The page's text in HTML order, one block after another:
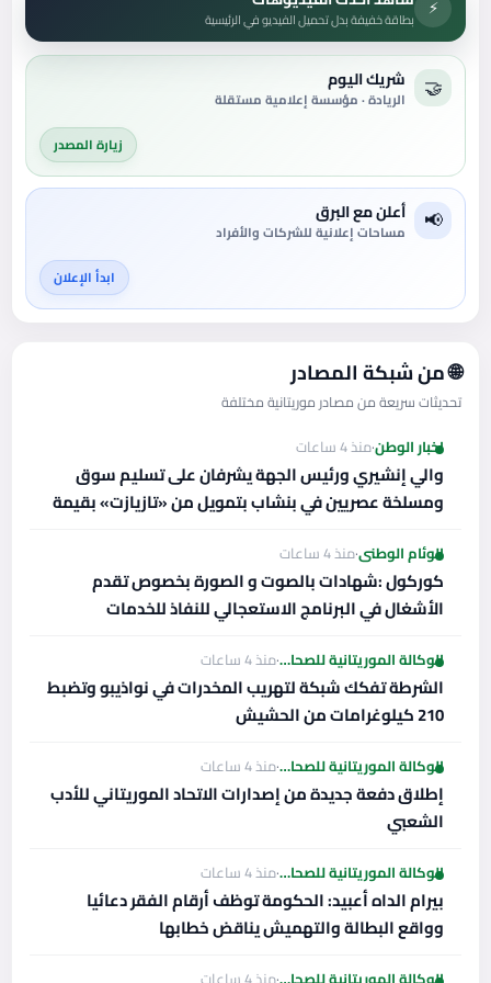
⚡ بطاقة خفيفة بدل تحميل الفيديو في الرئيسية
🤝 شريك اليوم
الريادة · مؤسسة إعلامية مستقلة
زيارة المصدر
📢 أعلن مع البرق
مساحات إعلانية للشركات والأفراد
ابدأ الإعلان
🌐 من شبكة المصادر
تحديثات سريعة من مصادر موريتانية مختلفة
اخبار الوطن·منذ 4 ساعات
والي إنشيري ورئيس الجهة يشرفان على تسليم سوق
ومسلخة عصريين في بنشاب بتمويل من «تازيازت» بقيمة
الوئام الوطني·منذ 4 ساعات
كوركول :شهادات بالصوت و الصورة بخصوص تقدم
الأشغال في البرنامج الاستعجالي للنفاذ للخدمات
الوكالة الموريتانية للصحافة·منذ 4 ساعات
الشرطة تفكك شبكة لتهريب المخدرات في نواذيبو وتضبط
210 كيلوغرامات من الحشيش
الوكالة الموريتانية للصحافة·منذ 4 ساعات
إطلاق دفعة جديدة من إصدارات الاتحاد الموريتاني للأدب
الشعبي
الوكالة الموريتانية للصحافة·منذ 4 ساعات
بيرام الداه أعبيد: الحكومة توظف أرقام الفقر دعائيا
وواقع البطالة والتهميش يناقض خطابها